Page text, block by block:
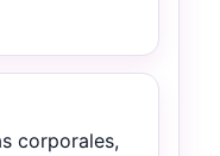
corporales,